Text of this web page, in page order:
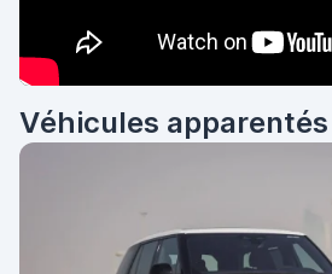
Véhicules apparentés